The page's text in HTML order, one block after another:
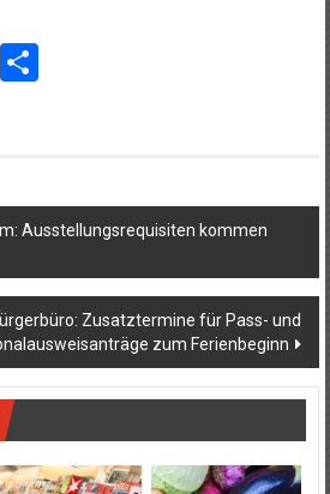
Teilen
Ausstellungsrequisiten kommen
Zusatztermine für Pass- und
zum Ferienbeginn